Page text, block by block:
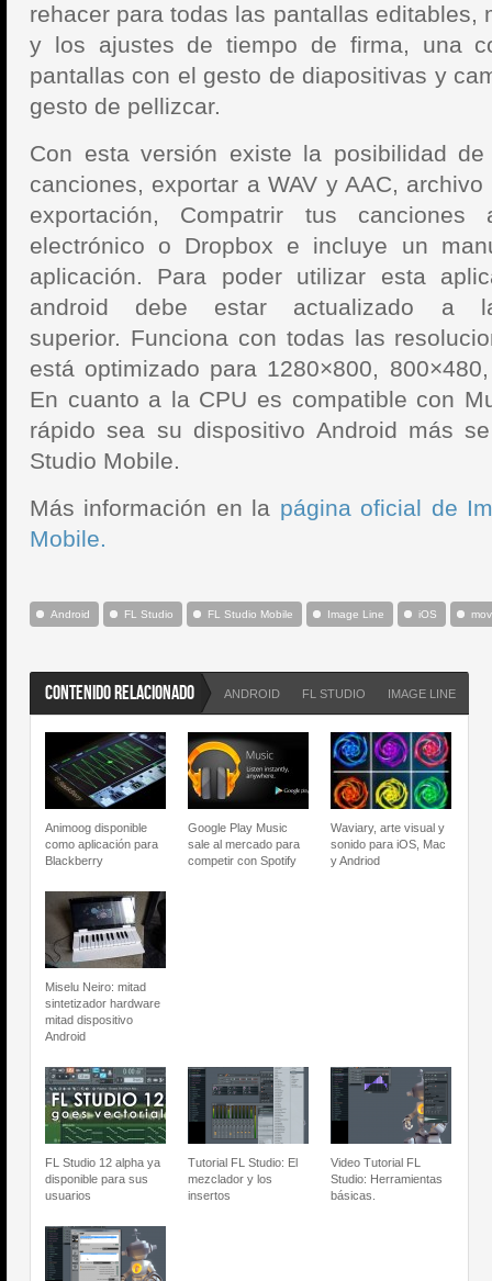
rehacer para todas las pantallas editables,
y los ajustes de tiempo de firma, una c
pantallas con el gesto de diapositivas y
gesto de pellizcar.
Con esta versión existe la posibilidad
canciones, exportar a WAV y AAC, archivo
exportación, Compatrir tus
electrónico o Dropbox e incluye un m
aplicación. Para poder utilizar esta
android debe estar actualizado a
superior. Funciona con todas las
está optimizado para 1280×800,
En cuanto a la CPU es compatible con
rápido sea su dispositivo Android más
Studio Mobile.
Más información en la página oficial de
Mobile.
Android FL Studio FL Studio Mobile Image Line iOS
CONTENIDO RELACIONADO ANDROID FL STUDIO IMAGE LINE
Animoog disponible
como aplicación para
Blackberry
Google Play Music
sale al mercado para
competir con Spotify
Waviary, arte visual y
sonido para iOS, Mac
y Andriod
Miselu Neiro: mitad
sintetizador hardware
mitad dispositivo
Android
FL Studio 12 alpha ya
disponible para sus
usuarios
Tutorial FL Studio: El
mezclador y los
insertos
Video Tutorial FL
Studio: Herramientas
básicas.